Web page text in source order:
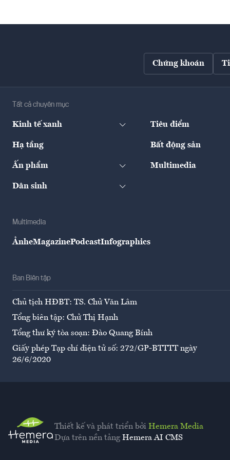
Chứng khoán
Tất cả chuyên mục
Kinh tế xanh Tiêu điểm
Hạ tầng Bất động sản
Ấn phẩm Multimedia
Dân sinh
Multimedia
ẢnheMagazinePodcastInfographics
Ban Biên tập
Chủ tịch HĐBT: TS. Chử Văn Lâm
Tổng biên tập: Chử Thị Hạnh
Tổng thư ký tòa soạn: Đào Quang Bính
Giấy phép Tạp chí điện tử số: 272/GP-BTTTT ngày
26/6/2020
Thiết kế và phát triển bởi Hemera Media
Dựa trên nền tảng Hemera AI CMS